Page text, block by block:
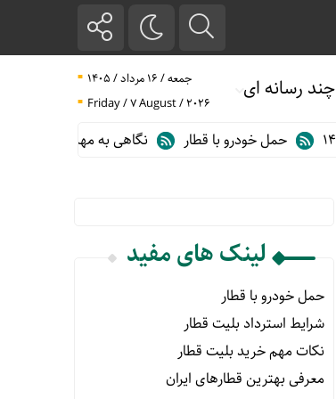
چند رسانه ای
جمعه / ۱۶ مرداد / ۱۴۰۵
Friday / 7 August / 2026
حمل خودرو با قطار نگاهی به مهم ترین آمارهای حمل و
لینک های مفید
حمل خودرو با قطار
شرایط استرداد بلیت قطار
نکات مهم خرید بلیت قطار
معرفی بهترین قطارهای ایران